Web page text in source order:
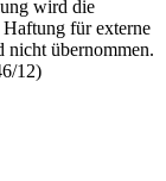
wird die
für externe
nicht übernommen.
12)